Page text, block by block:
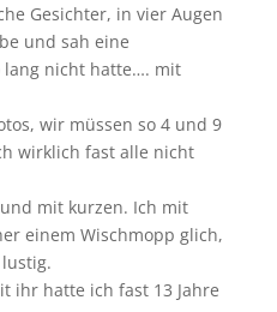
Gesichter, in vier Augen
und sah eine
lang nicht hatte…. mit
wir müssen so 4 und 9
wirklich fast alle nicht
mit kurzen. Ich mit
einem Wischmopp glich,
ihr hatte ich fast 13 Jahre